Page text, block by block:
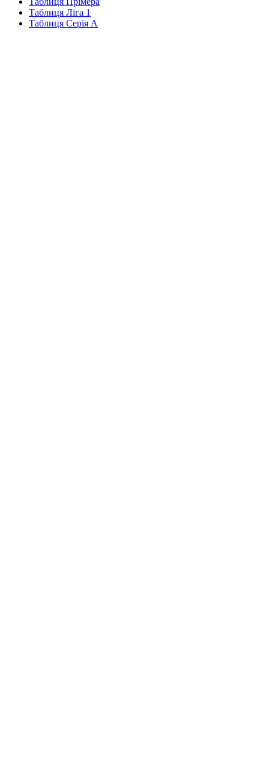
Таблиця Ліга 1
Таблиця Серія А